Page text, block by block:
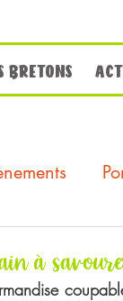
BRETONS
à